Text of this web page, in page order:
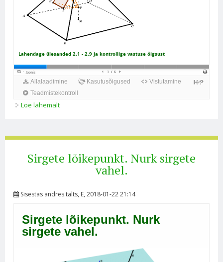
Loe lähemalt
Sirgete lõikepunkt. Nurk sirgete
vahel.
Sisestas andres.talts, E, 2018-01-22 21:14